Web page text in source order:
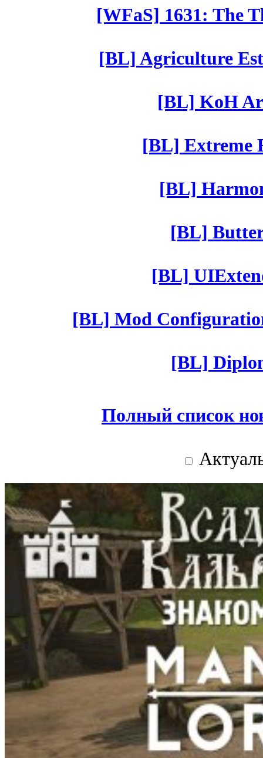
[WFaS] 1631: The
[BL] Agriculture
[BL] KoH
[BL] Extreme
[BL]
[BL]
[BL]
[BL] Mod
[BL]
Полный список